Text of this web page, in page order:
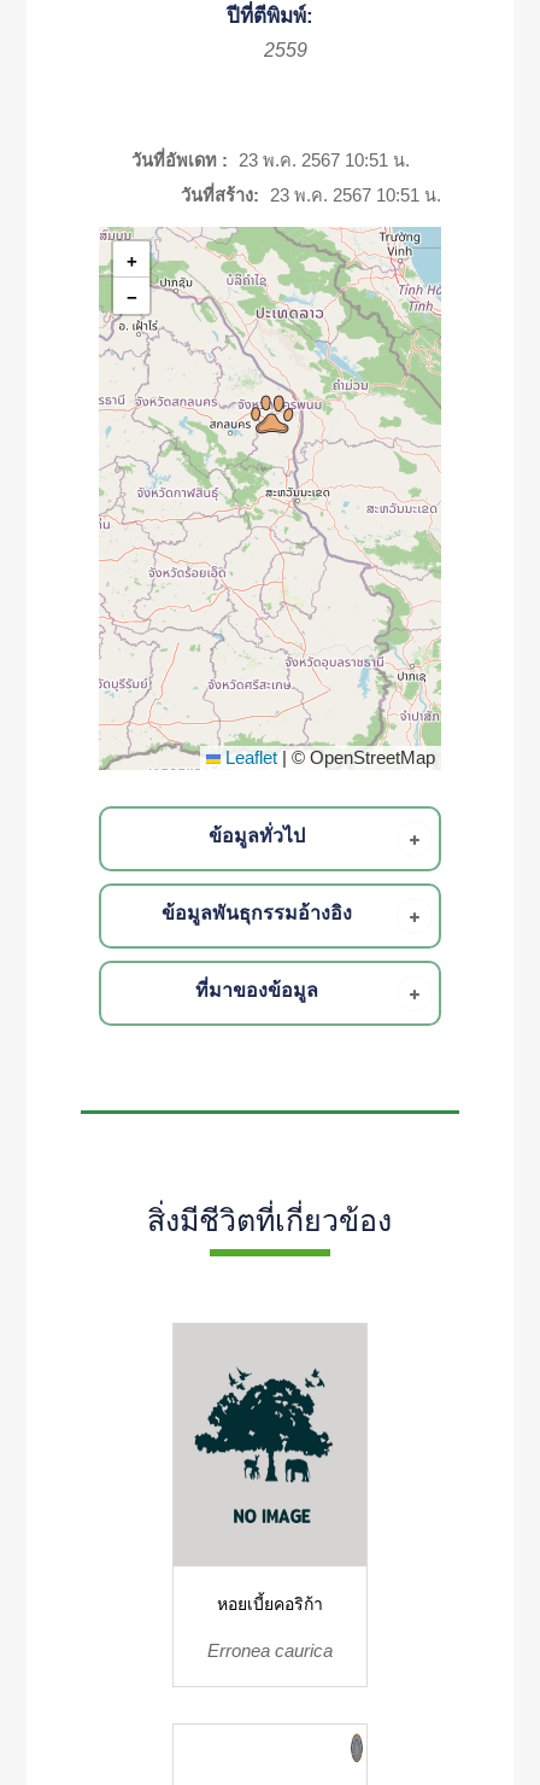
ปีที่ตีพิมพ์:
2559
วันที่อัพเดท :
23 พ.ค. 2567 10:51 น.
วันที่สร้าง:
23 พ.ค. 2567 10:51 น.
+
−
Leaflet © OpenStreetMap
ข้อมูลทั่วไป
ข้อมูลพันธุกรรมอ้างอิง
ที่มาของข้อมูล
สิ่งมีชีวิตที่เกี่ยวข้อง
หอยเบี้ยคอริก้า
Erronea caurica